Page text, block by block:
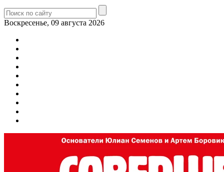
Воскресенье, 09 августа 2026